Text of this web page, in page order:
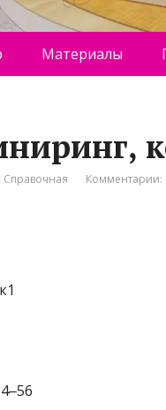
Материалы
Справочная Комментарии: